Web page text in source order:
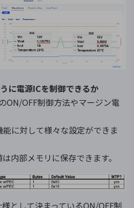
に電源ICを制御できるか
ON/OFF制御方法やマージン電
に対して様々な設定ができま
内部メモリに保存できます。
として決まっているON/OFF制